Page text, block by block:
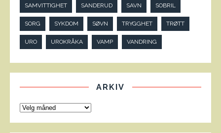
SAMVITTIGHET SANDERUD SAVN SOBRIL
SORG SYKDOM SØVN TRYGGHET TRØTT
URO UROKRÅKA VAMP VANDRING
ARKIV